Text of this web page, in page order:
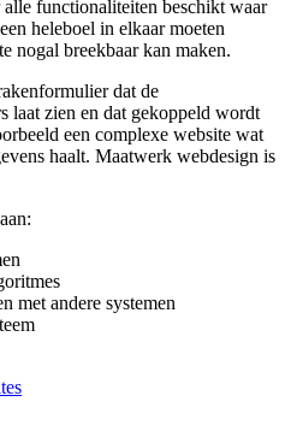
functionaliteiten beschikt waar
heleboel in elkaar moeten
nogal breekbaar kan maken.
dat de
laat zien en dat gekoppeld wordt
een complexe website wat
haalt. Maatwerk webdesign is
met andere systemen